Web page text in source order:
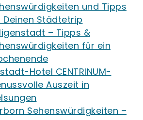
und Tipps
Deinen Städtetrip
– Tipps &
für ein
Hotel CENTRINUM-
Auszeit in
Sehenswürdigkeiten –